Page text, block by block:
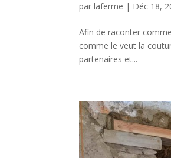
parlaferme | Déc 18,
Afin de raconter
comme le veut la
partenaires et...